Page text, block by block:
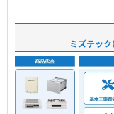
ミズテック